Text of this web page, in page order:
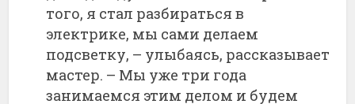
того, я стал разбираться в
электрике, мы сами делаем
подсветку, – улыбаясь, рассказывает
мастер. – Мы уже три года
занимаемся этим делом и будем